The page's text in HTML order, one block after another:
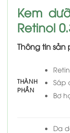
Kem
Retinol
Thông tin sản
THÀNH
PHẦN
Sáp
Bơ
Da